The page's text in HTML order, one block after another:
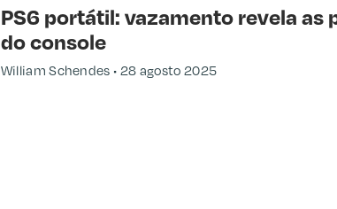
PS6 portátil: vazamento revela as
do console
William Schendes 28 agosto 2025